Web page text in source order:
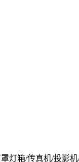
灯箱/传真机/投影